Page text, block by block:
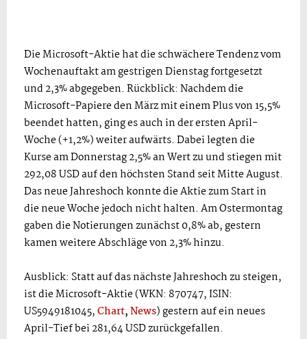
Die Microsoft-Aktie hat die schwächere Tendenz vom
Wochenauftakt am gestrigen Dienstag fortgesetzt
und 2,3% abgegeben. Rückblick: Nachdem die
Microsoft-Papiere den März mit einem Plus von 15,5%
beendet hatten, ging es auch in der ersten April-
Woche (+1,2%) weiter aufwärts. Dabei legten die
Kurse am Donnerstag 2,5% an Wert zu und stiegen mit
292,08 USD auf den höchsten Stand seit Mitte August.
Das neue Jahreshoch konnte die Aktie zum Start in
die neue Woche jedoch nicht halten. Am Ostermontag
gaben die Notierungen zunächst 0,8% ab, gestern
kamen weitere Abschläge von 2,3% hinzu.
Ausblick: Statt auf das nächste Jahreshoch zu steigen,
ist die Microsoft-Aktie (WKN: 870747, ISIN:
US5949181045,Chart,News) gestern auf ein neues
April-Tief bei 281,64 USD zurückgefallen.